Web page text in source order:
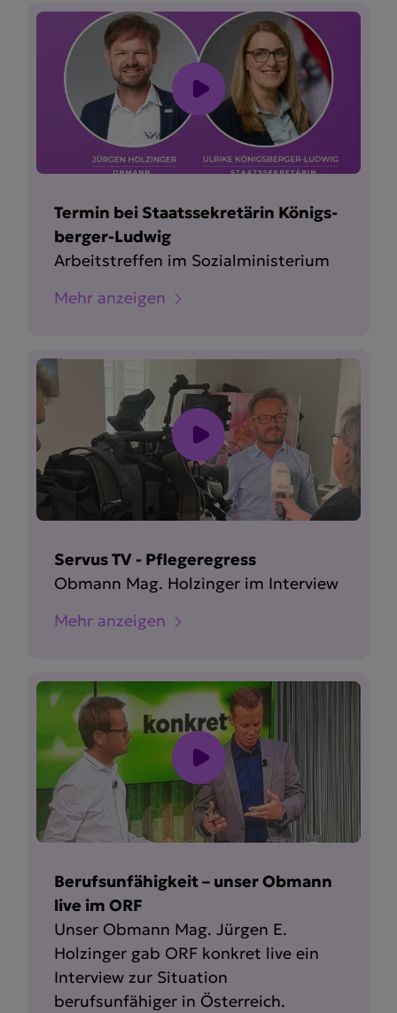
Termin bei Staats­se­kre­tärin Königs­
berger-Ludwig
Arbeits­treffen im Sozial­mi­nis­terium
Mehr anzeigen
Servus TV - Pflegeregress
Obmann Mag. Holzinger im Interview
Mehr anzeigen
Berufsunfähigkeit – unser Obmann
live im ORF
Unser Obmann Mag. Jürgen E.
Holzinger gab ORF konkret live ein
Interview zur Situation
berufsunfähiger in Österreich.